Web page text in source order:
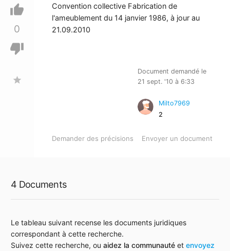
thumb_up
0
thumb_down
star
Convention collective Fabrication de
l'ameublement du 14 janvier 1986, à jour au
21.09.2010
Document demandé le
21 sept. '10 à 6:33
Milto7969
2
Demander des précisions Envoyer un document
4 Documents
Le tableau suivant recense les documents juridiques
correspondant à cette recherche.
Suivez cette recherche, ou aidez la communauté et envoyez